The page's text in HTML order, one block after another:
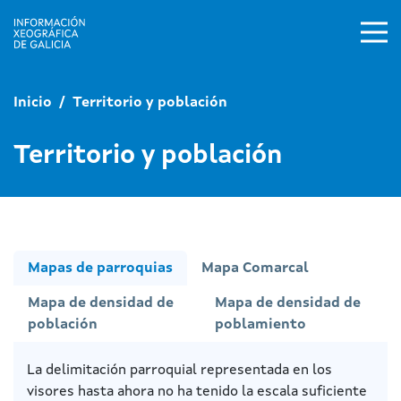
Inicio Territorio y población
Territorio y población
Mapas de parroquias Mapa Comarcal
Mapa de densidad de
población
Mapa de densidad de
poblamiento
La delimitación parroquial representada en los
visores hasta ahora no ha tenido la escala suficiente